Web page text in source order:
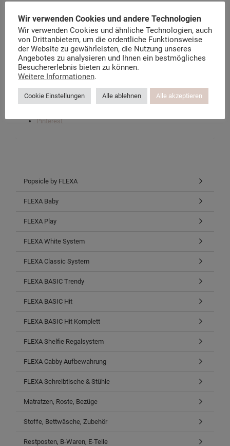
Über kindermoebel-24.de
Datenschutzerklärung
Instagram-Datenschutz
Facebook-Datenschutz
Facebook
Twitter
Pinterest
Popsicle by FLEXA
FLEXA Baby
FLEXA Play
FLEXA White System
FLEXA Classic System
FLEXA BASIC Trendy
FLEXA BASIC Hit
FLEXA BASIC Hit Komplett
FLEXA Shelfie Regalsystem
FLEXA Cabby Aufbewahrung
FLEXA Schreibtische & Stühle
Matratzen, Roste, Bezüge
Stoffe, Bettwäsche, Zubehör
Restposten, B-Waren, E-Teile
Wir verwenden Cookies und andere Technologien
Wir verwenden Cookies und ähnliche Technologien, auch
von Drittanbietern, um die ordentliche Funktionsweise
der Website zu gewährleisten, die Nutzung unseres
Angebotes zu analysieren und Ihnen ein bestmögliches
Besuchererlebnis bieten zu können.
Weitere Informationen.
Cookie Einstellungen Alle ablehnen Alle akzeptieren